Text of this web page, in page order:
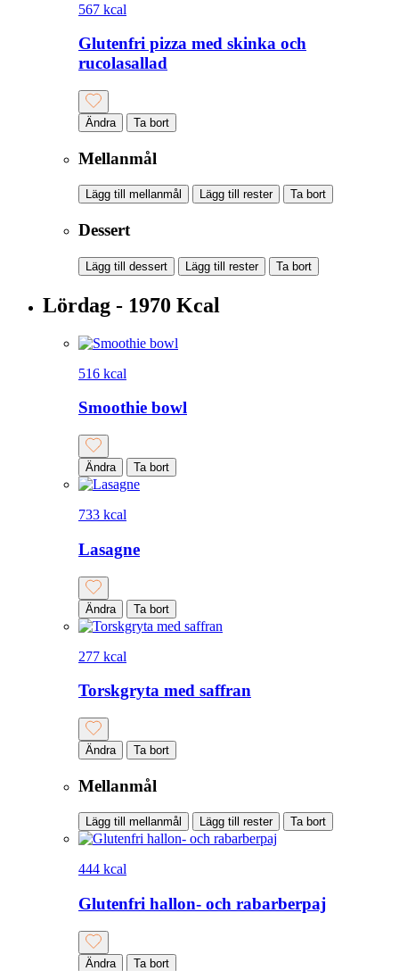
567 kcal
Glutenfri pizza med skinka och
rucolasallad
Ändra Ta bort
Mellanmål
Lägg till mellanmål Lägg till rester Ta bort
Dessert
Lägg till dessert Lägg till rester Ta bort
Lördag - 1970 Kcal
516 kcal
Smoothie bowl
Ändra Ta bort
733 kcal
Lasagne
Ändra Ta bort
277 kcal
Torskgryta med saffran
Ändra Ta bort
Mellanmål
Lägg till mellanmål Lägg till rester Ta bort
444 kcal
Glutenfri hallon- och rabarberpaj
Ändra Ta bort